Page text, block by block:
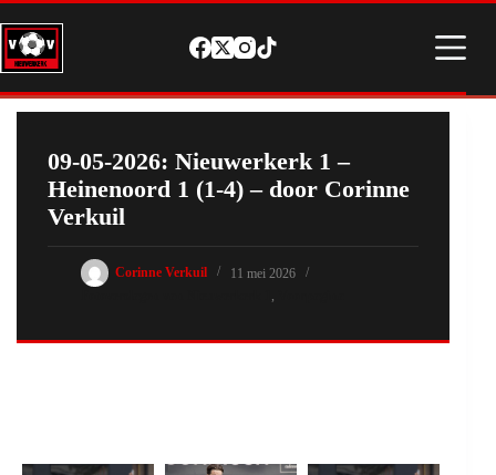
Ga
naar
de
inhoud
09-05-2026: Nieuwerkerk 1 –
Heinenoord 1 (1-4) – door Corinne
Verkuil
Corinne Verkuil
11 mei 2026
,